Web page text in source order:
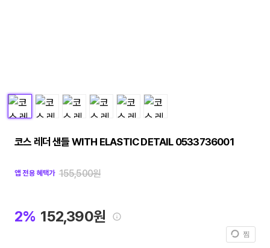
코스 레더 샌들 WITH ELASTIC DETAIL 0533736001
앱 전용 혜택가 155,500원
2% 152,390원
찜